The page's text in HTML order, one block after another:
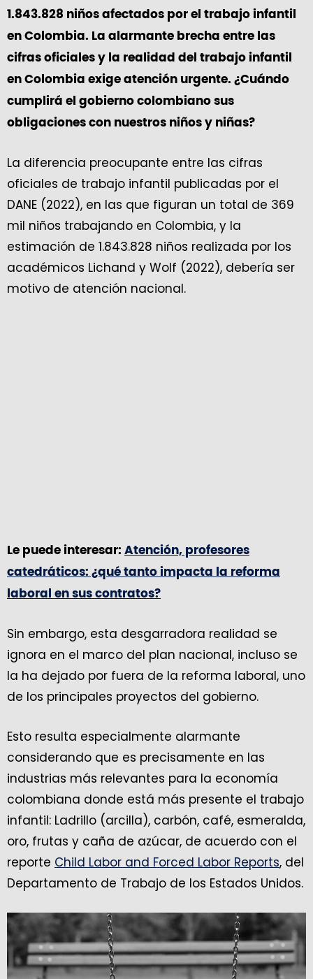
1.843.828 niños afectados por el trabajo infantil
en Colombia. La alarmante brecha entre las
cifras oficiales y la realidad del trabajo infantil
en Colombia exige atención urgente. ¿Cuándo
cumplirá el gobierno colombiano sus
obligaciones con nuestros niños y niñas?
La diferencia preocupante entre las cifras
oficiales de trabajo infantil publicadas por el
DANE (2022), en las que figuran un total de 369
mil niños trabajando en Colombia, y la
estimación de 1.843.828 niños realizada por los
académicos Lichand y Wolf (2022), debería ser
motivo de atención nacional.
Le puede interesar: Atención, profesores
catedráticos: ¿qué tanto impacta la reforma
laboral en sus contratos?
Sin embargo, esta desgarradora realidad se
ignora en el marco del plan nacional, incluso se
la ha dejado por fuera de la reforma laboral, uno
de los principales proyectos del gobierno.
Esto resulta especialmente alarmante
considerando que es precisamente en las
industrias más relevantes para la economía
colombiana donde está más presente el trabajo
infantil: Ladrillo (arcilla), carbón, café, esmeralda,
oro, frutas y caña de azúcar, de acuerdo con el
reporte Child Labor and Forced Labor Reports, del
Departamento de Trabajo de los Estados Unidos.